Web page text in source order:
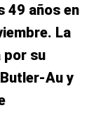
49 años en
La
por su
Au y